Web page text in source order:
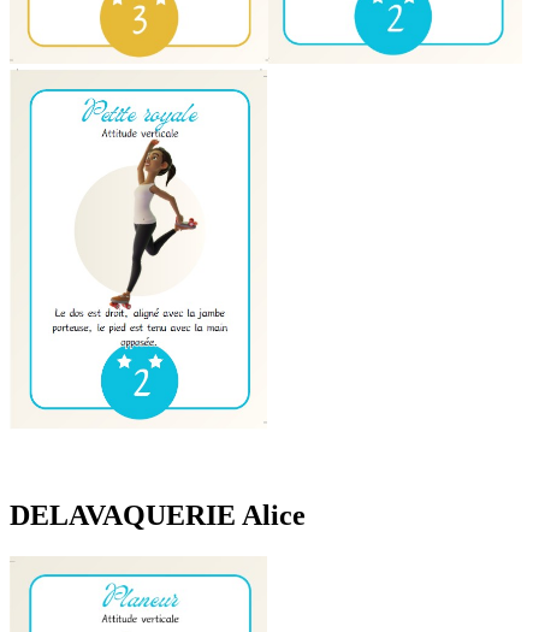
DELAVAQUERIE Alice